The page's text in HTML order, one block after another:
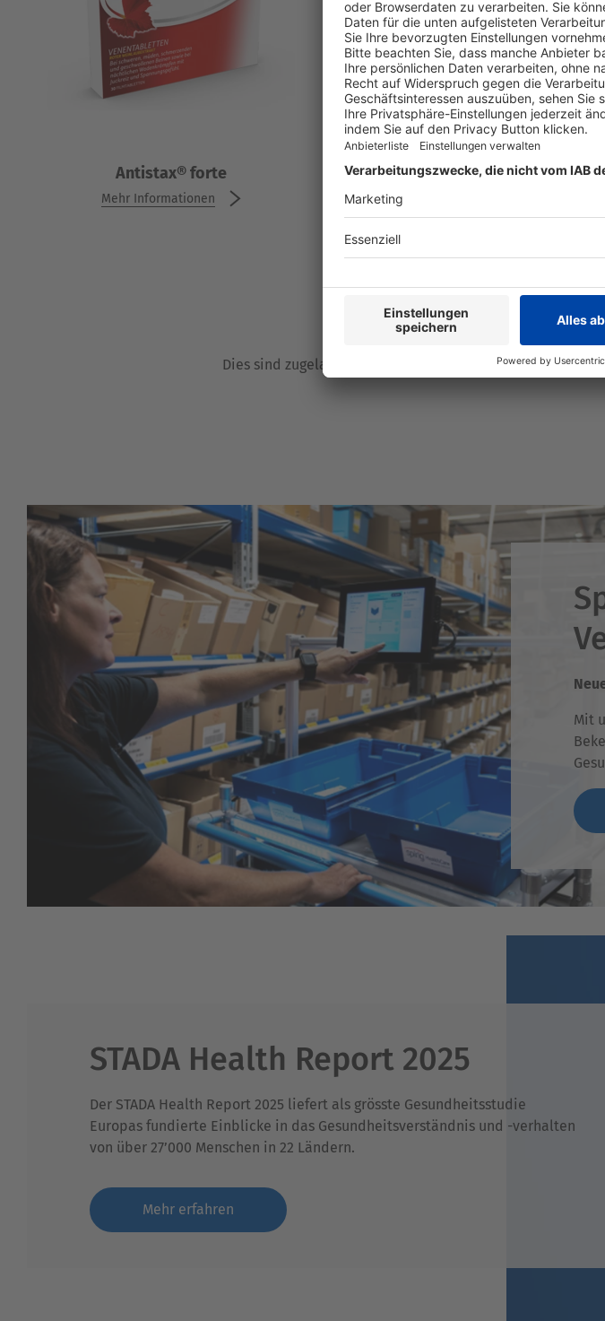
Antistax® forte
Mehr Informationen
Schwere, müde, schmerzende
forte lindert den
Schmerz, stärkt die Venenwände
und schützt die Venen.
Antistax® forte
Mebucaïne® N
Mehr Informationen
Bei Halsschmerzen.
Mebucaïne N Lutschtabletten
wirken mit erfrischendem
Minzgeschmack 2-fach gegen
Halsschmerzen.
Dies sind zugelassene Arzneimittel. Lassen Sie sich von
Mit
STADA Health Report 2025
Der STADA Health Report 2025 liefert als grösste Gesundheitsstudie
Europas fundierte Einblicke in das Gesundheitsverständnis und -verhalten
von über 27’000 Menschen in 22 Ländern.
Mehr erfahren